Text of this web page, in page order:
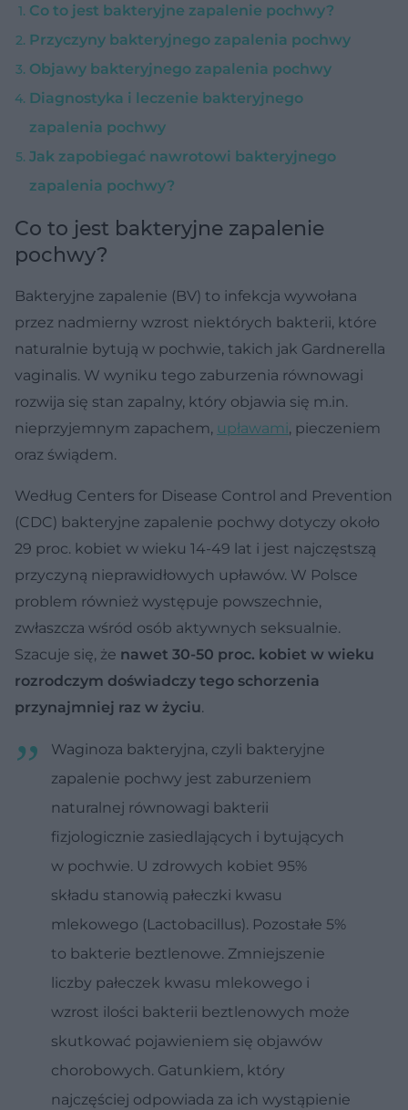
Co to jest bakteryjne zapalenie pochwy?
Przyczyny bakteryjnego zapalenia pochwy
Objawy bakteryjnego zapalenia pochwy
Diagnostyka i leczenie bakteryjnego
zapalenia pochwy
Jak zapobiegać nawrotowi bakteryjnego
zapalenia pochwy?
Co to jest bakteryjne zapalenie
pochwy?
Bakteryjne zapalenie (BV) to infekcja wywołana
przez nadmierny wzrost niektórych bakterii, które
naturalnie bytują w pochwie, takich jak Gardnerella
vaginalis. W wyniku tego zaburzenia równowagi
rozwija się stan zapalny, który objawia się m.in.
nieprzyjemnym zapachem, upławami, pieczeniem
oraz świądem.
Według Centers for Disease Control and Prevention
(CDC) bakteryjne zapalenie pochwy dotyczy około
29 proc. kobiet w wieku 14-49 lat i jest najczęstszą
przyczyną nieprawidłowych upławów. W Polsce
problem również występuje powszechnie,
zwłaszcza wśród osób aktywnych seksualnie.
Szacuje się, że nawet 30-50 proc. kobiet w wieku
rozrodczym doświadczy tego schorzenia
przynajmniej raz w życiu.
Waginoza bakteryjna, czyli bakteryjne
zapalenie pochwy jest zaburzeniem
naturalnej równowagi bakterii
fizjologicznie zasiedlających i bytujących
w pochwie. U zdrowych kobiet 95%
składu stanowią pałeczki kwasu
mlekowego (Lactobacillus). Pozostałe 5%
to bakterie beztlenowe. Zmniejszenie
liczby pałeczek kwasu mlekowego i
wzrost ilości bakterii beztlenowych może
skutkować pojawieniem się objawów
chorobowych. Gatunkiem, który
najczęściej odpowiada za ich wystąpienie